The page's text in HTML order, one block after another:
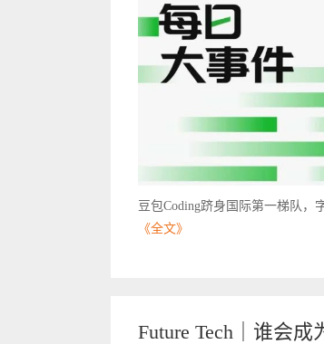
豆包Coding跻身国际第一梯队，
《全文》
Future Tech｜谁会